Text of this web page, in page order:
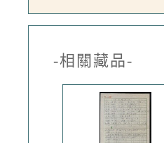
-相關藏品-